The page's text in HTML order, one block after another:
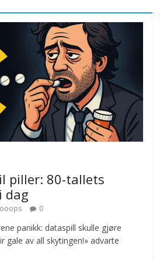
stopper flytrafikken i Stockholm,
mistenker MDG
november 6, 2025 No Comments
innfører nullvisjon for nedbør
23, 2026 No Comments
piller: 80-tallets
dag
ooops 0
panikk: dataspill skulle gjøre
gale av all skytingen!» advarte